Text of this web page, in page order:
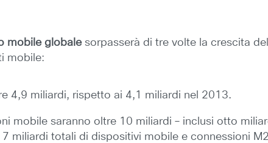
mobile globalesorpasserà di tre volte la crescita
mobile:
4,9 miliardi, rispetto ai 4,1 miliardi nel 2013.
mobile saranno oltre 10 miliardi – inclusi otto
miliardi totali di dispositivi mobile e connessioni